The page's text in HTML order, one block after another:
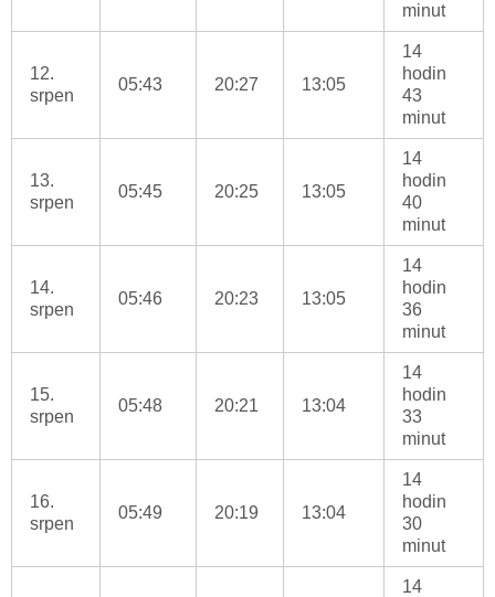
minut
12.
srpen
05:43 20:27 13:05
14
hodin
43
minut
13.
srpen
05:45 20:25 13:05
14
hodin
40
minut
14.
srpen
05:46 20:23 13:05
14
hodin
36
minut
15.
srpen
05:48 20:21 13:04
14
hodin
33
minut
16.
srpen
05:49 20:19 13:04
14
hodin
30
minut
14